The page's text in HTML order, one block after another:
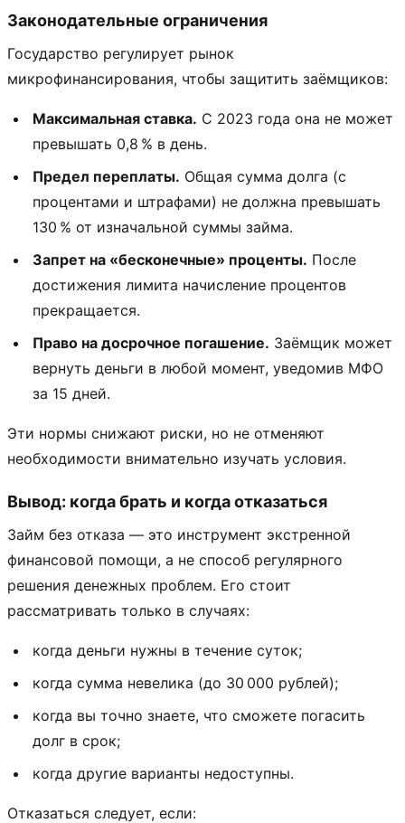
Законодательные ограничения
Государство регулирует рынок
микрофинансирования, чтобы защитить заёмщиков:
Максимальная ставка. С 2023 года она не может
превышать 0,8 % в день.
Предел переплаты. Общая сумма долга (с
процентами и штрафами) не должна превышать
130 % от изначальной суммы займа.
Запрет на «бесконечные» проценты. После
достижения лимита начисление процентов
прекращается.
Право на досрочное погашение. Заёмщик может
вернуть деньги в любой момент, уведомив МФО
за 15 дней.
Эти нормы снижают риски, но не отменяют
необходимости внимательно изучать условия.
Вывод: когда брать и когда отказаться
Займ без отказа — это инструмент экстренной
финансовой помощи, а не способ регулярного
решения денежных проблем. Его стоит
рассматривать только в случаях:
когда деньги нужны в течение суток;
когда сумма невелика (до 30 000 рублей);
когда вы точно знаете, что сможете погасить
долг в срок;
когда другие варианты недоступны.
Отказаться следует, если: